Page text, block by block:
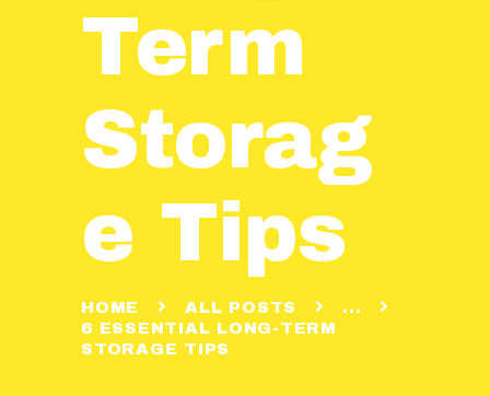
Term
Storag
e Tips
HOME ALL POSTS
...
6 ESSENTIAL LONG-TERM
STORAGE TIPS